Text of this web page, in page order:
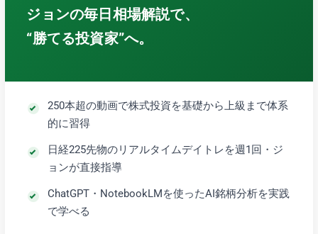
ジョンの毎日相場解説で、
“勝てる投資家”へ。
250本超の動画で株式投資を基礎から上級まで体系
的に習得
日経225先物のリアルタイムデイトレを週1回・ジ
ョンが直接指導
ChatGPT・NotebookLMを使ったAI銘柄分析を実践
で学べる